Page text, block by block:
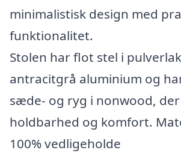
minimalistisk design med
funktionalitet.
Stolen har flot stel i
antracitgrå aluminium og
sæde- og ryg i nonwood,
holdbarhed og komfort.
100% vedligeholde